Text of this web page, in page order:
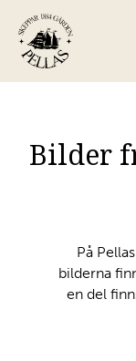
Bilder
På
bilderna
en del